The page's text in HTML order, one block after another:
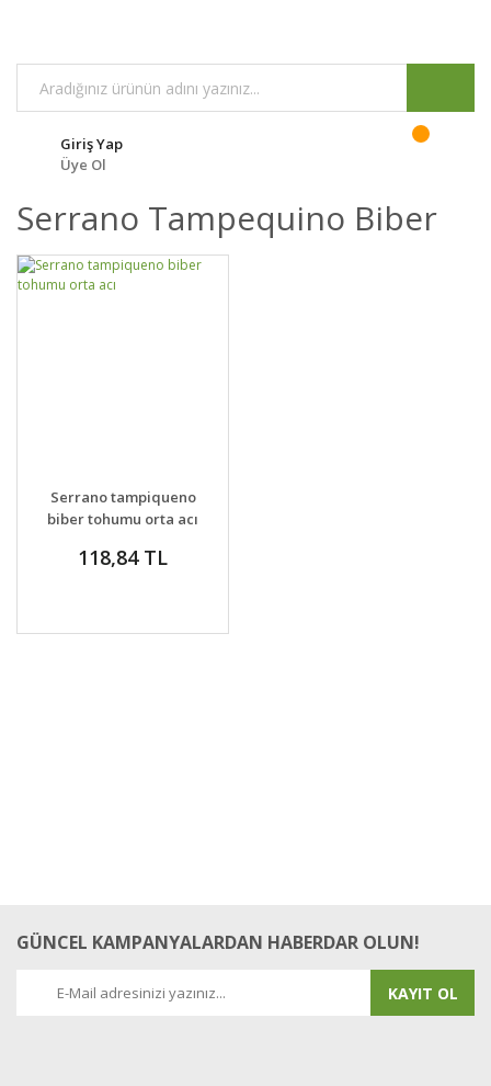
Giriş Yap
Üye Ol
Serrano Tampequino Biber
DETAYLAR SEPETE EKLE
Serrano tampiqueno
biber tohumu orta acı
118,84 TL
GÜNCEL KAMPANYALARDAN HABERDAR OLUN!
KAYIT OL